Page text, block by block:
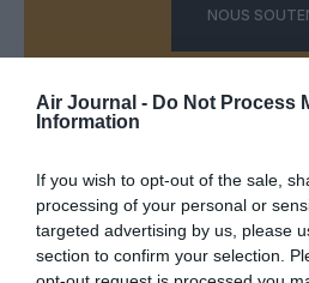
Air Journal - Do Not Process
Information
If you wish to opt-out of the sale,
processing of your personal or
targeted advertising by us, please
section to confirm your selection.
NOUS
DERNIERS